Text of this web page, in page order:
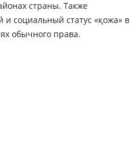
страны. Также
социальный статус «қожа» в
обычного права.